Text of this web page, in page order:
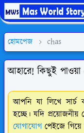
হোমপেজ chas
আহারে! কিছুই
আপনি যা লিখে
হচ্ছে। যদি
যোগাযোগপেইজে গিয়ে